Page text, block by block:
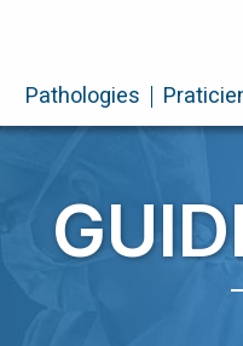
Pathologies